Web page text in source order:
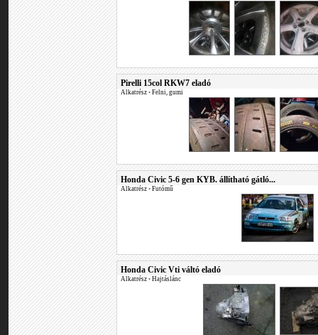
Pirelli 15col RKW7 eladó
Alkatrész • Felni, gumi
Honda Civic 5-6 gen KYB. állítható gátló...
Alkatrész • Futómű
Honda Civic Vti váltó eladó
Alkatrész • Hajtáslánc